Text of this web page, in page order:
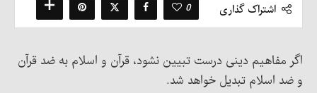
اشتراک گذاری 0
اگر مفاهیم دینی درست تبیین نشود، قرآن و اسلام به ضد قرآن
و ضد اسلام تبدیل خواهد شد.